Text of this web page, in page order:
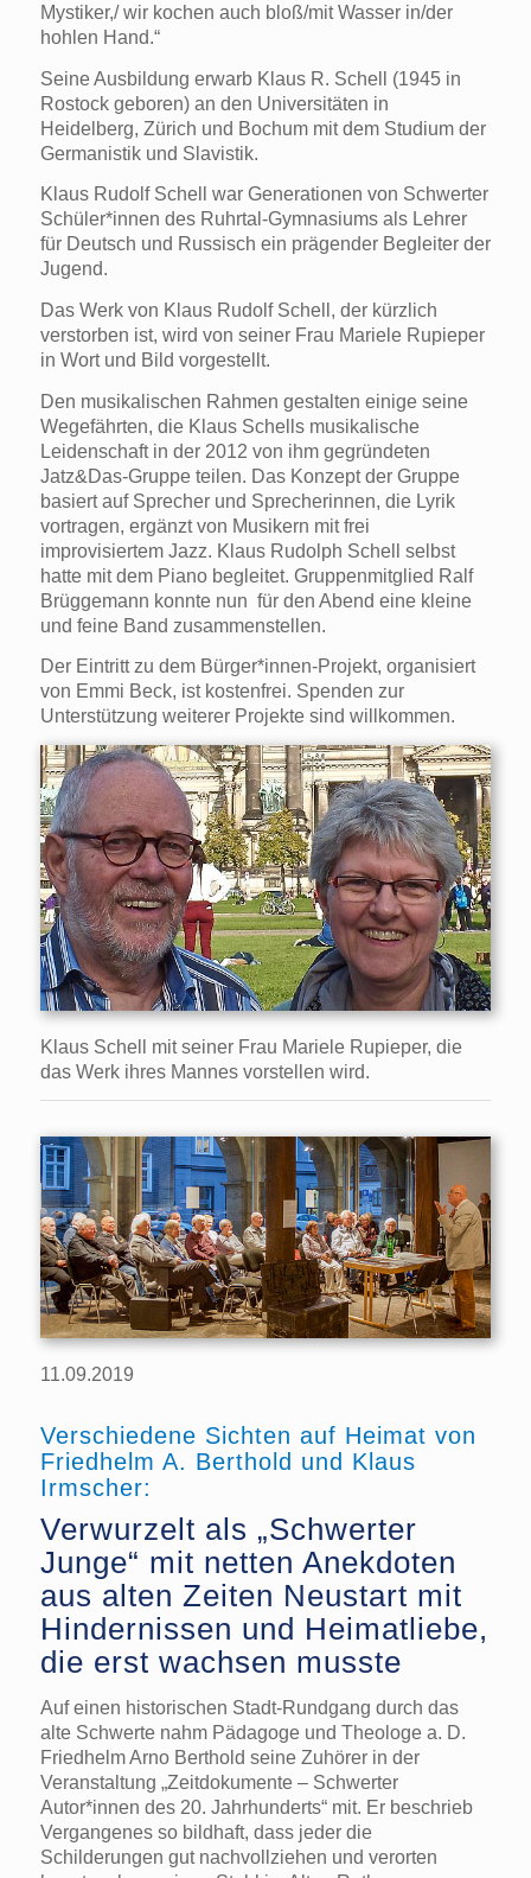
Mystiker,/ wir kochen auch bloß/mit Wasser in/der
hohlen Hand.“
Seine Ausbildung erwarb Klaus R. Schell (1945 in
Rostock geboren) an den Universitäten in
Heidelberg, Zürich und Bochum mit dem Studium der
Germanistik und Slavistik.
Klaus Rudolf Schell war Generationen von Schwerter
Schüler*innen des Ruhrtal-Gymnasiums als Lehrer
für Deutsch und Russisch ein prägender Begleiter der
Jugend.
Das Werk von Klaus Rudolf Schell, der kürzlich
verstorben ist, wird von seiner Frau Mariele Rupieper
in Wort und Bild vorgestellt.
Den musikalischen Rahmen gestalten einige seine
Wegefährten, die Klaus Schells musikalische
Leidenschaft in der 2012 von ihm gegründeten
Jatz&Das-Gruppe teilen. Das Konzept der Gruppe
basiert auf Sprecher und Sprecherinnen, die Lyrik
vortragen, ergänzt von Musikern mit frei
improvisiertem Jazz. Klaus Rudolph Schell selbst
hatte mit dem Piano begleitet. Gruppenmitglied Ralf
Brüggemann konnte nun für den Abend eine kleine
und feine Band zusammenstellen.
Der Eintritt zu dem Bürger*innen-Projekt, organisiert
von Emmi Beck, ist kostenfrei. Spenden zur
Unterstützung weiterer Projekte sind willkommen.
Klaus Schell mit seiner Frau Mariele Rupieper, die
das Werk ihres Mannes vorstellen wird.
11.09.2019
Verschiedene Sichten auf Heimat von
Friedhelm A. Berthold und Klaus
Irmscher:
Verwurzelt als „Schwerter
Junge“ mit netten Anekdoten
aus alten Zeiten Neustart mit
Hindernissen und Heimatliebe,
die erst wachsen musste
Auf einen historischen Stadt-Rundgang durch das
alte Schwerte nahm Pädagoge und Theologe a. D.
Friedhelm Arno Berthold seine Zuhörer in der
Veranstaltung „Zeitdokumente – Schwerter
Autor*innen des 20. Jahrhunderts“ mit. Er beschrieb
Vergangenes so bildhaft, dass jeder die
Schilderungen gut nachvollziehen und verorten